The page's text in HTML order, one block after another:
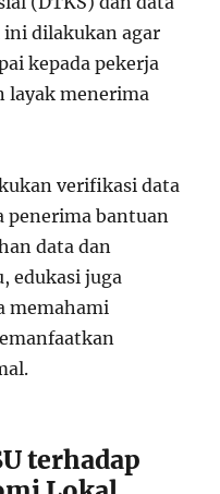
ini dilakukan agar
kepada pekerja
layak menerima
verifikasi data
penerima bantuan
data dan
edukasi juga
memahami
terhadap